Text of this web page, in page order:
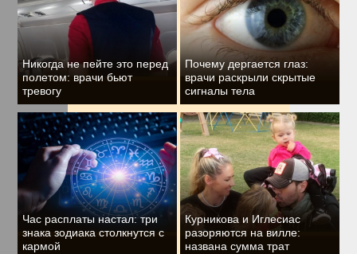
Никогда не пейте это перед
полетом: врачи бьют
тревогу
Почему дергается глаз:
врачи раскрыли скрытые
сигналы тела
Час расплаты настал: три
знака зодиака столкнутся с
кармой
Курникова и Иглесиас
разоряются на вилле:
названа сумма трат